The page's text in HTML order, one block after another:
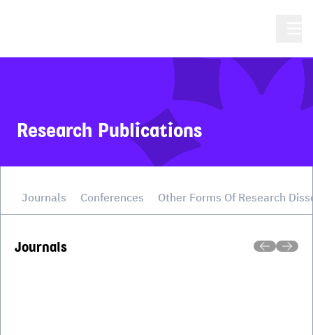
Research Publications
Journals Conferences Other Forms Of Research
Journals